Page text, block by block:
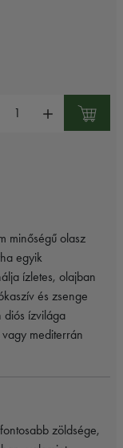
minőségű olasz
egyik
ízletes, olajban
és zsenge
diós ízvilága
mediterrán
zöldsége,